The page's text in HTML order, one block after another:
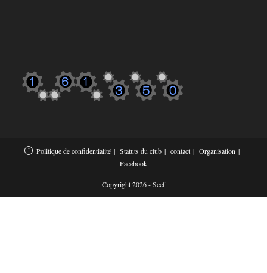
Politique de confidentialité Statuts du club contact
Organisation
Facebook
Copyright 2026 - Sccf